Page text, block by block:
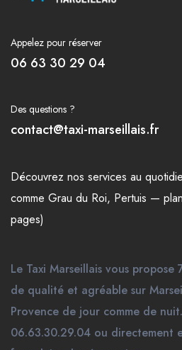
Appelez pour réserver
06 63 30 29 04
Des questions ?
contact@taxi-marseillais.fr
Découvrez nos services au
comme Grau du Roi, Pertuis —
pages)
Le Taxi Marseillais vous
de qualité et agréable sur
Provence de jour comme de
06.63.30.29.04 ou directement